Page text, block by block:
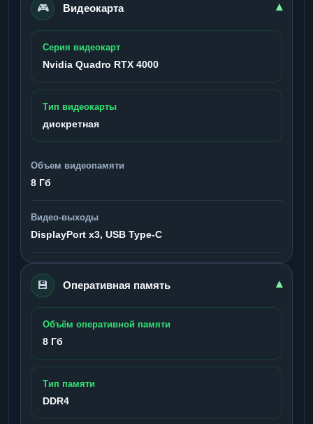
🎮 Видеокарта ▾
Серия видеокарт
Nvidia Quadro RTX 4000
Тип видеокарты
дискретная
Объем видеопамяти
8 Гб
Видео-выходы
DisplayPort x3, USB Type-C
💾 Оперативная память ▾
Объём оперативной памяти
8 Гб
Тип памяти
DDR4